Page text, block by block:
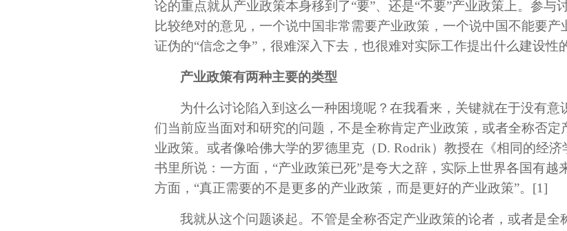
论的重点就从产业政策本身移到了“要”、还是“不要”产业政策上。参与
比较绝对的意见，一个说中国非常需要产业政策，一个说中国不能要
证伪的“信念之争”，很难深入下去，也很难对实际工作提出什么建设性
产业政策有两种主要的类型
为什么讨论陷入到这么一种困境呢？在我看来，关键就在于没有
们当前应当面对和研究的问题，不是全称肯定产业政策，或者全称否
业政策。或者像哈佛大学的罗德里克（D. Rodrik）教授在《相同的经
书里所说：一方面，“产业政策已死”是夸大之辞，实际上世界各国有越
方面，“真正需要的不是更多的产业政策，而是更好的产业政策”。 [1]
我就从这个问题谈起。不管是全称否定产业政策的论者，或者是